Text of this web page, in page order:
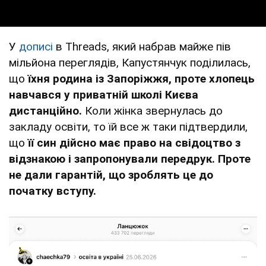
У дописі в Threads, який набрав майже пів
мільйона переглядів, Капустянчук поділилась,
щоїхня родина із Запоріжжя, проте хлопець
навчався у приватній школі Києва
дистанційно. Коли жінка звернулась до
закладу освіти, то їй все ж таки підтвердили,
щоїї син дійсно має право на свідоцтво з
відзнакою і запропонували передрук. Проте
не дали гарантій, що зроблять це до
початку вступу.